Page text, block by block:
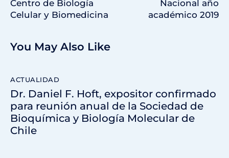
Centro de Biología
Celular y Biomedicina
Nacional año
académico 2019
You May Also Like
ACTUALIDAD
Dr. Daniel F. Hoft, expositor confirmado
para reunión anual de la Sociedad de
Bioquímica y Biología Molecular de
Chile